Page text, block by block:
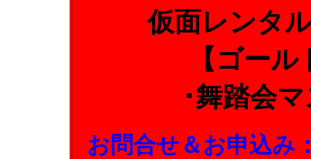
仮面レンタ
【ゴー
･舞踏会
お問合せ＆お申込み